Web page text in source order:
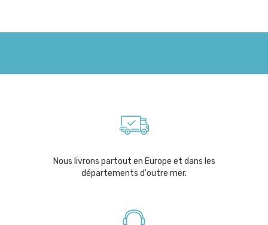
Nous livrons partout en Europe et dans les
départements d'outre mer.